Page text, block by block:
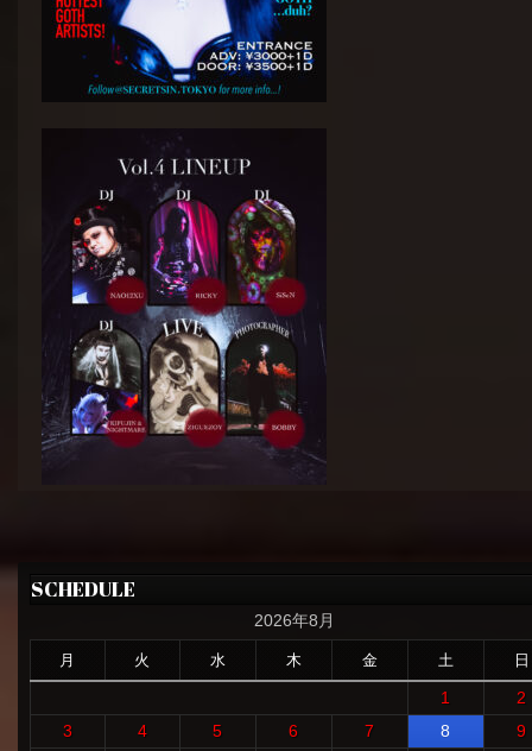
SCHEDULE
2026年8月
月 火 水 木 金 土 日
1
2
3
4 5 6 7 8
9